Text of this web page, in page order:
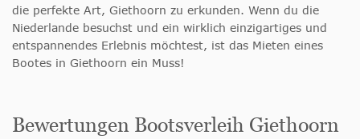
die perfekte Art, Giethoorn zu erkunden. Wenn du die
Niederlande besuchst und ein wirklich einzigartiges und
entspannendes Erlebnis möchtest, ist das Mieten eines
Bootes in Giethoorn ein Muss!
Bewertungen Bootsverleih Giethoorn